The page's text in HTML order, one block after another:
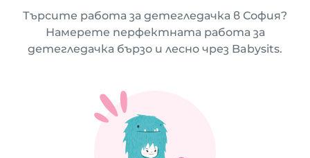
Търсите работа за детегледачка в София?
Намерете перфектната работа за
детегледачка бързо и лесно чрез Babysits.